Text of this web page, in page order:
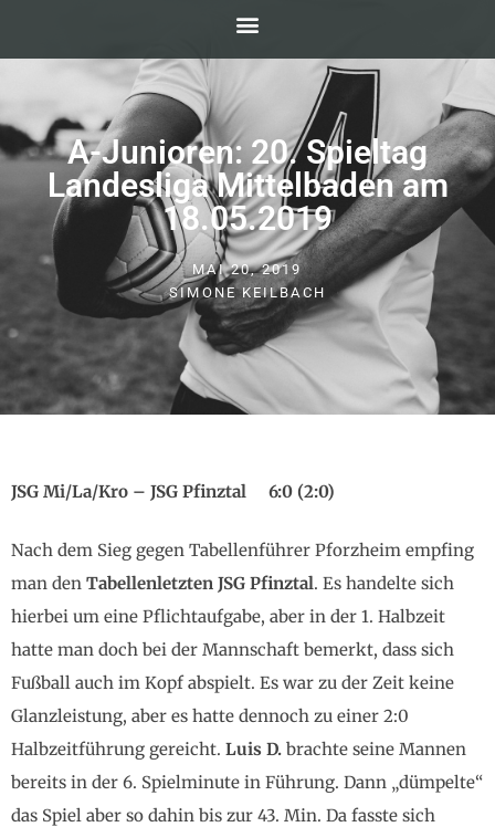
A-Junioren: 20. Spieltag
Landesliga Mittelbaden am
18.05.2019
MAI 20, 2019
SIMONE KEILBACH
JSG Mi/La/Kro – JSG Pfinztal 6:0 (2:0)
Nach dem Sieg gegen Tabellenführer Pforzheim empfing
man den Tabellenletzten JSG Pfinztal. Es handelte sich
hierbei um eine Pflichtaufgabe, aber in der 1. Halbzeit
hatte man doch bei der Mannschaft bemerkt, dass sich
Fußball auch im Kopf abspielt. Es war zu der Zeit keine
Glanzleistung, aber es hatte dennoch zu einer 2:0
Halbzeitführung gereicht. Luis D. brachte seine Mannen
bereits in der 6. Spielminute in Führung. Dann „dümpelte“
das Spiel aber so dahin bis zur 43. Min. Da fasste sich